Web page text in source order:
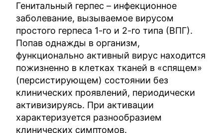
Генитальный герпес – инфекционное
заболевание, вызываемое вирусом
простого герпеса 1-го и 2-го типа (ВПГ).
Попав однажды в организм,
функционально активный вирус находится
пожизненно в клетках тканей в «спящем»
(персистирующем) состоянии без
клинических проявлений, периодически
активизируясь. При активации
характеризуется разнообразием
клинических симптомов.